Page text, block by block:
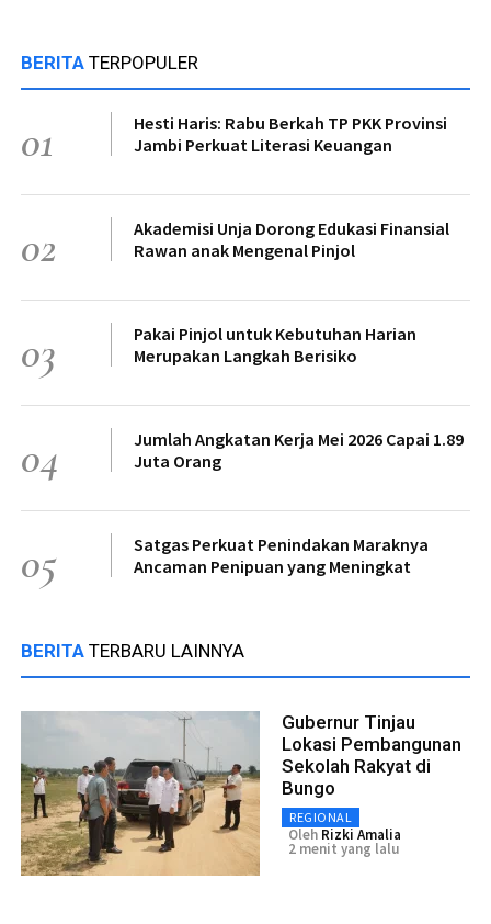
BERITA TERPOPULER
01
Hesti Haris: Rabu Berkah TP PKK Provinsi
Jambi Perkuat Literasi Keuangan
02
Akademisi Unja Dorong Edukasi Finansial
Rawan anak Mengenal Pinjol
03
Pakai Pinjol untuk Kebutuhan Harian
Merupakan Langkah Berisiko
04
Jumlah Angkatan Kerja Mei 2026 Capai 1.89
Juta Orang
05
Satgas Perkuat Penindakan Maraknya
Ancaman Penipuan yang Meningkat
BERITA TERBARU LAINNYA
Gubernur Tinjau
Lokasi Pembangunan
Sekolah Rakyat di
Bungo
REGIONAL
Oleh Rizki Amalia
2 menit yang lalu